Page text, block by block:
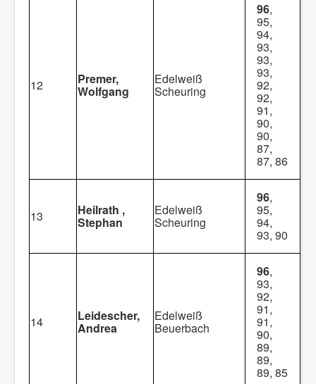
12 Premer,
Wolfgang
Edelweiß
Scheuring
96,
95,
94,
93,
93,
93,
92,
92,
91,
90,
90,
87,
87, 86
13 Heilrath ,
Stephan
Edelweiß
Scheuring
96,
95,
94,
93, 90
14 Leidescher,
Andrea
Edelweiß
Beuerbach
96,
93,
92,
91,
91,
90,
89,
89,
89, 85